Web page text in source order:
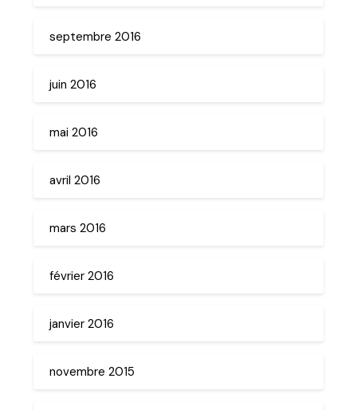
septembre 2016
juin 2016
mai 2016
avril 2016
mars 2016
février 2016
janvier 2016
novembre 2015